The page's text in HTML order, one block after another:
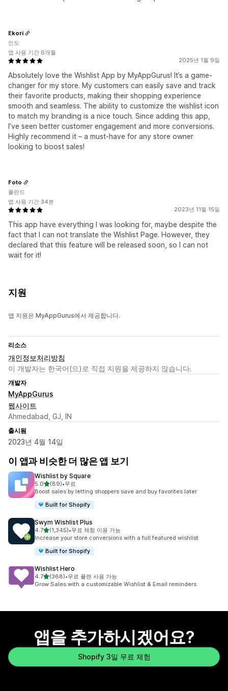
2025년 1월 9일
Absolutely love the Wishlist App by MyAppGurus! It’s a game-
changer for my store. My customers can easily save and track
their favorite products, making their shopping experience
smooth and seamless. The ability to customize the wishlist icon
to match my branding is a nice touch. Since adding this app,
I’ve seen better customer engagement and more conversions.
Highly recommend it – a must-have for any store owner
looking to boost sales!
Ekori
인도
앱 사용 기간 6개월
2023년 11월 15일
This app have everything I was looking for, maybe despite the
fact that I can not translate the Wishlist Page. However, they
declared that this feature will be released soon, so I can not
wait for it!
Foto
폴란드
앱 사용 기간 34분
지원
앱 지원은 MyAppGurus에서 제공합니다.
리소스
개인정보처리방침
이 개발자는 한국어(으)로 직접 지원을 제공하지 않습니다.
개발자
MyAppGurus
웹사이트
Ahmedabad, GJ, IN
출시됨
2023년 4월 14일
이 앱과 비슷한 더 많은 앱 보기
Wishlist by Square
5.0별 5개 중
(89)
총 리뷰 89개
•무료
Boost sales by letting shoppers save and buy favorites later
Built for Shopify
Swym Wishlist Plus
4.7별 5개 중
(1,345)
총 리뷰 1345개
•무료 체험 이용 가능
Increase your store conversions with a full featured wishlist
Built for Shopify
Wishlist Hero
4.7별 5개 중
(368)
총 리뷰 368개
•무료 플랜 사용 가능
Grow Sales with a customizable Wishlist & Email reminders
앱을 추가하시겠어요?
Shopify 3일 무료 체험